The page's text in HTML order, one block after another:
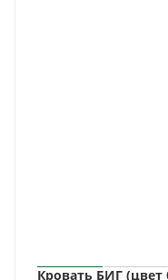
Кровать БИГ (цвет